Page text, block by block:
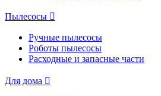
Пылесосы
Ручные пылесосы
Роботы пылесосы
Расходные и запасные части
Для дома